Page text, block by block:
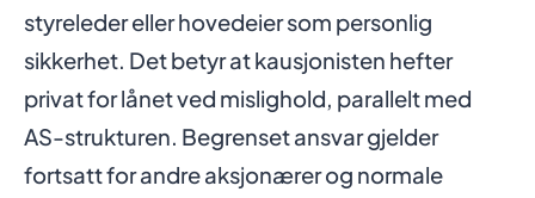
styreleder eller hovedeier som personlig
sikkerhet. Det betyr at kausjonisten hefter
privat for lånet ved mislighold, parallelt med
AS-strukturen. Begrenset ansvar gjelder
fortsatt for andre aksjonærer og normale